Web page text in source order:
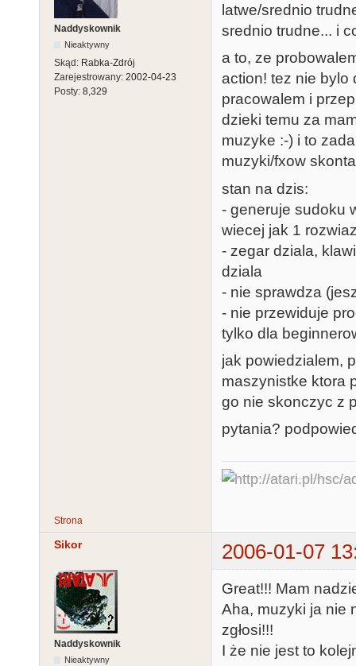
Naddyskownik
Nieaktywny
Skąd: Rabka-Zdrój
Zarejestrowany: 2002-04-23
Posty: 8,329
latwe/srednio
srednio trudne... i
a to, ze
action! tez nie bylo
pracowalem i
dzieki temu za
muzyke :-) i to
muzyki/fxow
stan na dzis:
- generuje sudoku
wiecej jak 1
- zegar dziala,
dziala
- nie sprawdza
- nie przewiduje
tylko dla
jak powiedzialem,
maszynistke ktora
go nie skonczyc z
pytania?
Strona
Sikor 2006-01-07
Naddyskownik
Nieaktywny
Great!!! Mam
Aha, muzyki ja nie
zgłosi!!!
I że nie jest to